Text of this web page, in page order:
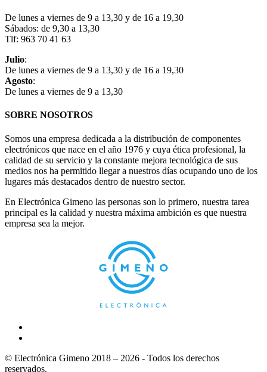
De lunes a viernes de 9 a 13,30 y de 16 a 19,30
Sábados: de 9,30 a 13,30
Tlf: 963 70 41 63
Julio:
De lunes a viernes de 9 a 13,30 y de 16 a 19,30
Agosto:
De lunes a viernes de 9 a 13,30
SOBRE NOSOTROS
Somos una empresa dedicada a la distribución de componentes
electrónicos que nace en el año 1976 y cuya ética profesional, la
calidad de su servicio y la constante mejora tecnológica de sus
medios nos ha permitido llegar a nuestros días ocupando uno de los
lugares más destacados dentro de nuestro sector.
En Electrónica Gimeno las personas son lo primero, nuestra tarea
principal es la calidad y nuestra máxima ambición es que nuestra
empresa sea la mejor.
© Electrónica Gimeno 2018 – 2026 - Todos los derechos
reservados.